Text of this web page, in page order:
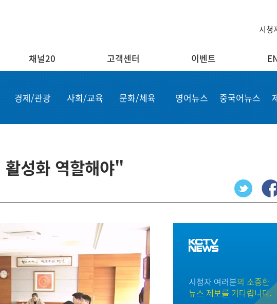
시청
채널20 고객센터 이벤트
보기
자주하는 질문
Order now
회원정보 수정
경제/관광 사회/교육 문화/체육 영어뉴스 중국어뉴스
성화 역할해야"
시청자 여러분의 소중한
뉴스 제보를 기다립니다.